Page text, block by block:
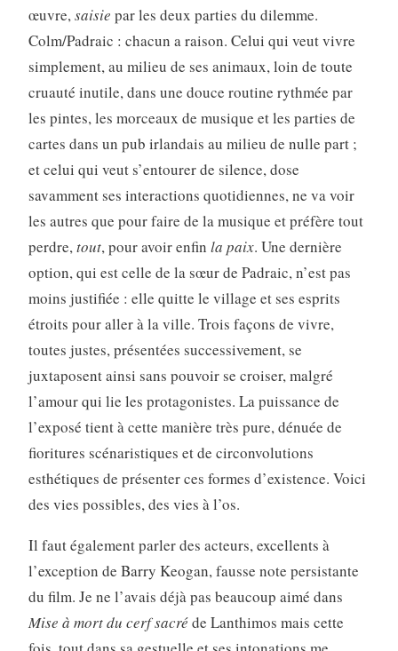
œuvre,saisie par les deux parties du dilemme.
Colm/Padraic : chacun a raison. Celui qui veut vivre
simplement, au milieu de ses animaux, loin de toute
cruauté inutile, dans une douce routine rythmée par
les pintes, les morceaux de musique et les parties de
cartes dans un pub irlandais au milieu de nulle part ;
et celui qui veut s’entourer de silence, dose
savamment ses interactions quotidiennes, ne va voir
les autres que pour faire de la musique et préfère tout
perdre,tout, pour avoir enfin la paix. Une dernière
option, qui est celle de la sœur de Padraic, n’est pas
moins justifiée : elle quitte le village et ses esprits
étroits pour aller à la ville. Trois façons de vivre,
toutes justes, présentées successivement, se
juxtaposent ainsi sans pouvoir se croiser, malgré
l’amour qui lie les protagonistes. La puissance de
l’exposé tient à cette manière très pure, dénuée de
fioritures scénaristiques et de circonvolutions
esthétiques de présenter ces formes d’existence. Voici
des vies possibles, des vies à l’os.
Il faut également parler des acteurs, excellents à
l’exception de Barry Keogan, fausse note persistante
du film. Je ne l’avais déjà pas beaucoup aimé dans
Mise à mort du cerf sacréde Lanthimos mais cette